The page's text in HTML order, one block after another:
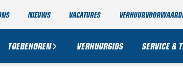
NIEUWS VACATURES
TOEBEHOREN VERHUURGIDS SERVICE &
100 KG